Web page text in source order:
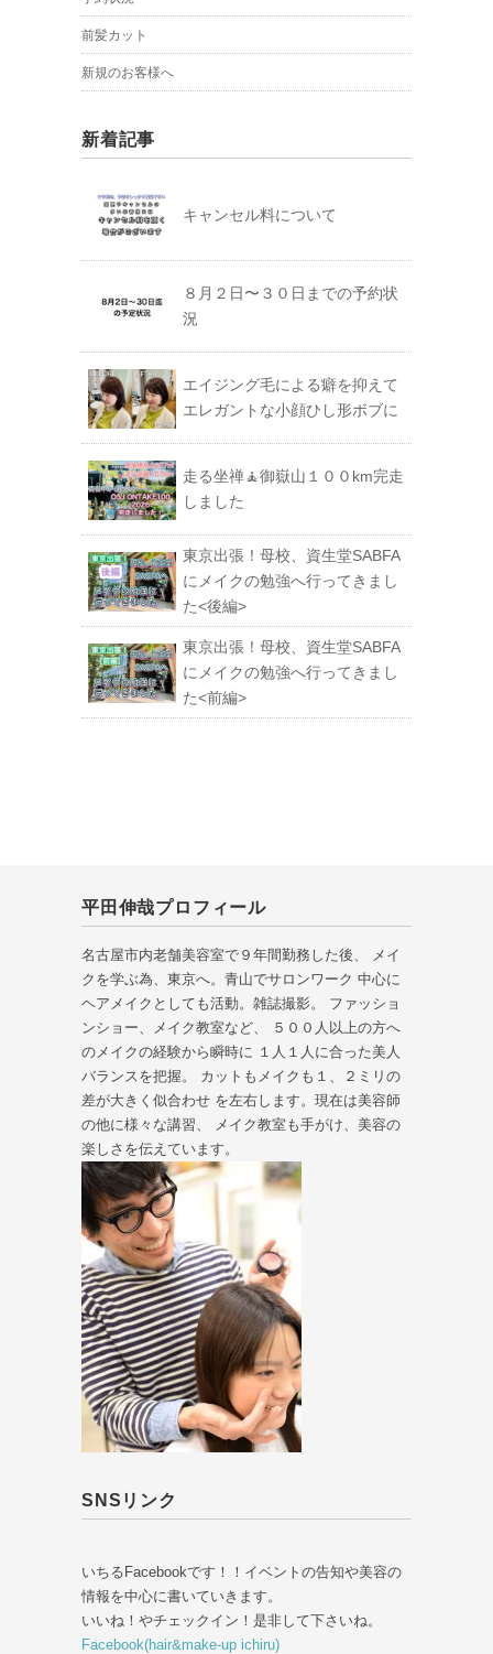
前髪カット
新規のお客様へ
新着記事
キャンセル料について
８月２日〜３０日までの予約状
況
エイジング毛による癖を抑えて
エレガントな小顔ひし形ボブに
走る坐禅🧘御嶽山１００km完走
しました
東京出張！母校、資生堂SABFA
にメイクの勉強へ行ってきまし
た<後編>
東京出張！母校、資生堂SABFA
にメイクの勉強へ行ってきまし
た<前編>
平田伸哉プロフィール
名古屋市内老舗美容室で９年間勤務した後、 メイ
クを学ぶ為、東京へ。青山でサロンワーク 中心に
ヘアメイクとしても活動。雑誌撮影。 ファッショ
ンショー、メイク教室など、 ５００人以上の方へ
のメイクの経験から瞬時に １人１人に合った美人
バランスを把握。 カットもメイクも１、２ミリの
差が大きく似合わせ を左右します。現在は美容師
の他に様々な講習、 メイク教室も手がけ、美容の
楽しさを伝えています。
SNSリンク
いちるFacebookです！！イベントの告知や美容の
情報を中心に書いていきます。
いいね！やチェックイン！是非して下さいね。
Facebook(hair&make-up ichiru)